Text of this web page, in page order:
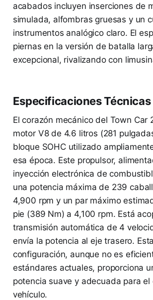
acabados incluyen inserciones de
simulada, alfombras gruesas y un
instrumentos analógico claro. El
piernas en la versión de batalla
excepcional, rivalizando con
Especificaciones
El corazón mecánico del Town Car
motor V8 de 4.6 litros (281
bloque SOHC utilizado
esa época. Este propulsor,
inyección electrónica de
una potencia máxima de 239
4,900 rpm y un par máximo
pie (389 Nm) a 4,100 rpm. Está
transmisión automática de 4
envía la potencia al eje trasero. Esta
configuración, aunque no es
estándares actuales, proporciona
potencia suave y adecuada para el
vehículo.